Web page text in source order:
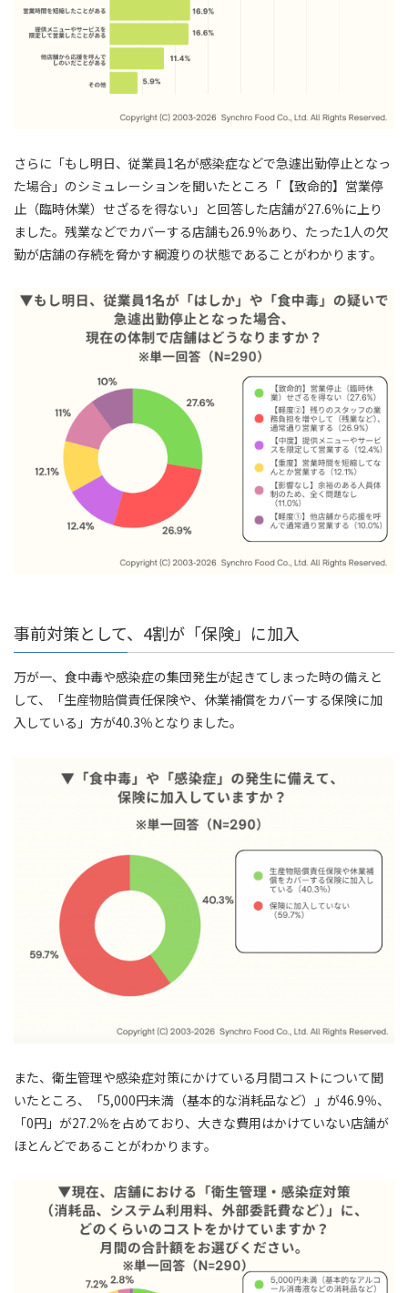
さらに「もし明日、従業員1名が感染症などで急遽出勤停止となっ
た場合」のシミュレーションを聞いたところ「【致命的】営業停
止（臨時休業）せざるを得ない」と回答した店舗が27.6％に上り
ました。残業などでカバーする店舗も26.9％あり、たった1人の欠
勤が店舗の存続を脅かす綱渡りの状態であることがわかります。
事前対策として、4割が「保険」に加入
万が一、食中毒や感染症の集団発生が起きてしまった時の備えと
して、「生産物賠償責任保険や、休業補償をカバーする保険に加
入している」方が40.3％となりました。
また、衛生管理や感染症対策にかけている月間コストについて聞
いたところ、「5,000円未満（基本的な消耗品など）」が46.9％、
「0円」が27.2％を占めており、大きな費用はかけていない店舗が
ほとんどであることがわかります。